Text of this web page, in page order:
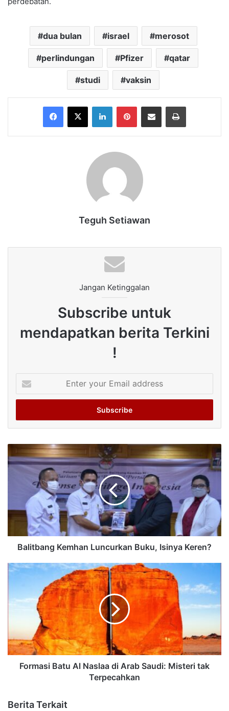
dua bulan israel merosot
perlindungan Pfizer qatar
studi vaksin
Facebook
X LinkedInPinterestShare via Email Print
Teguh Setiawan
Jangan Ketinggalan
Subscribe untuk
mendapatkan berita Terkini
!
your
Email
Balitbang Kemhan Luncurkan Buku, Isinya Keren?
Formasi Batu Al Naslaa di Arab Saudi: Misteri tak
Terpecahkan
Berita Terkait